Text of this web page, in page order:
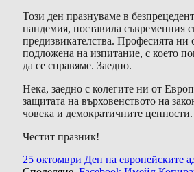
Този ден празнуваме в
пандемия, поставила съвременния
предизвикателства. Професията
подложена на изпитание, с което
да се справяме. Заедно.
Нека, заедно с колегите ни от
защитата на върховенството на
човека и демократичните ценности.
Честит празник!
25 октомври Ден на европейските